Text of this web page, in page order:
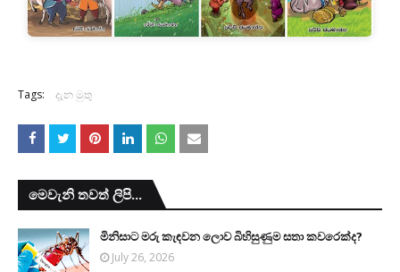
Tags: දැන මුතු
මෙවැනි තවත් ලිපි...
මිනිසාට මරු කැඳවන ලොව බිහිසුණුම සතා කවරෙක්ද?
July 26, 2026